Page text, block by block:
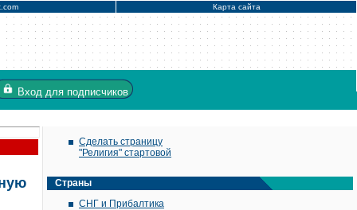
Карта сайта
Вход для подписчиков
Сделать страницу
"Религия" стартовой
Страны
СНГ и Прибалтика